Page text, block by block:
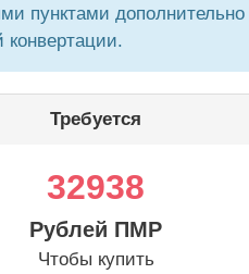
пунктами
конвертации.
Требуется
32938
Рублей ПМР
Чтобы купить